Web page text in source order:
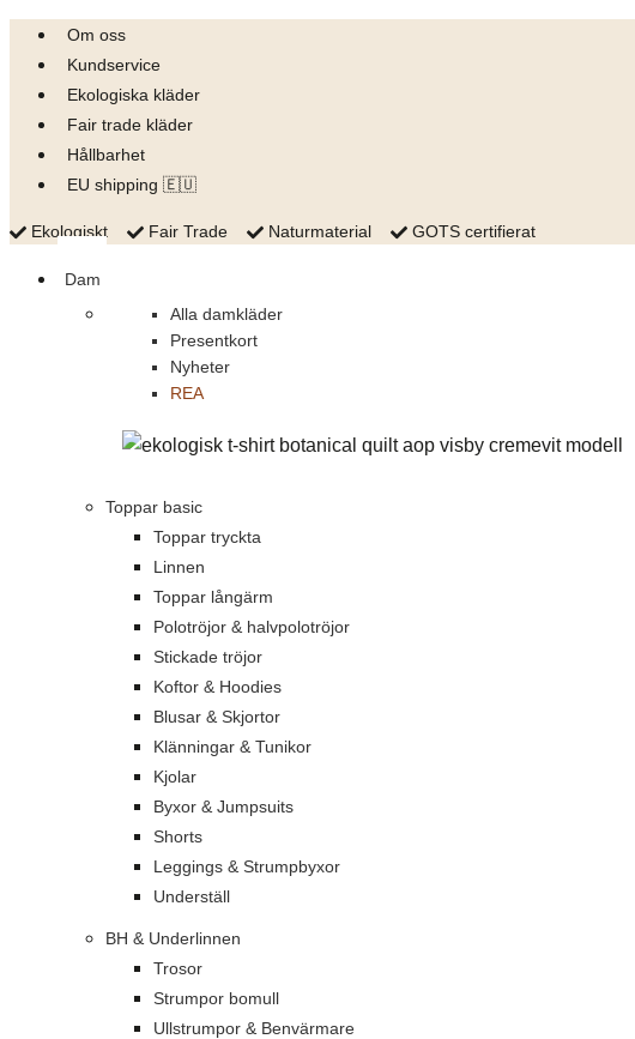
Skip
content
Om oss
Kundservice
Ekologiska kläder
Fair trade kläder
Hållbarhet
EU shipping 🇪🇺
Ekologiskt Fair Trade Naturmaterial GOTS certifierat
Dam
Alla damkläder
Presentkort
Nyheter
REA
Toppar basic
Toppar tryckta
Linnen
Toppar långärm
Polotröjor & halvpolotröjor
Stickade tröjor
Koftor & Hoodies
Blusar & Skjortor
Klänningar & Tunikor
Kjolar
Byxor & Jumpsuits
Shorts
Leggings & Strumpbyxor
Underställ
BH & Underlinnen
Trosor
Strumpor bomull
Ullstrumpor & Benvärmare